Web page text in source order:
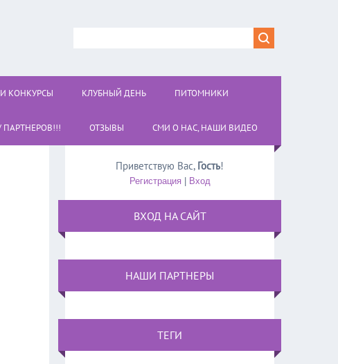
КОНКУРСЫ КЛУБНЫЙ ДЕНЬ ПИТОМНИКИ
ПАРТНЕРОВ!!! ОТЗЫВЫ СМИ О НАС, НАШИ ВИДЕО
Приветствую Вас, Гость!
Регистрация| Вход
ВХОД НА САЙТ
НАШИ ПАРТНЕРЫ
ТЕГИ